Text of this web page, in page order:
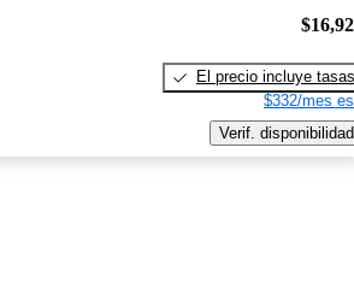
El precio incluye tasas
$332/mes
Verif. disponibilidad